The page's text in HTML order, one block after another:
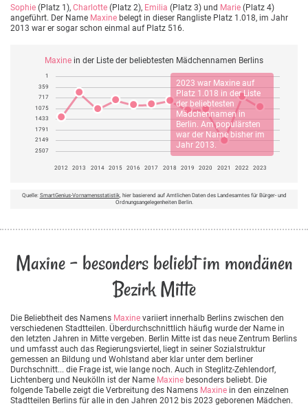
Sophie (Platz 1), Charlotte (Platz 2), Emilia (Platz 3) und Marie (Platz 4)
angeführt. Der Name Maxine belegt in dieser Rangliste Platz 1.018, im Jahr
2013 war er sogar schon einmal auf Platz 516.
Maxine in der Liste der beliebtesten Mädchennamen Berlins
2023 war Maxineauf
Platz 1.018 in der Liste
der beliebtesten
Mädchennamen in
Berlin. Am populärsten
war der Name bisher im
Jahr 2013.
1
359
717
1075
1433
1791
2149
2507
2012 2013 2014 2015 2016 2017 2018 2019 2020 2021 2022 2023
Quelle: SmartGenius-Vornamensstatistik, hier basierend auf Amtlichen Daten des Landesamtes für Bürger- und
Ordnungsangelegenheiten Berlin.
Maxine - besonders beliebt im mondänen
Bezirk Mitte
Die Beliebtheit des Namens Maxine variiert innerhalb Berlins zwischen den
verschiedenen Stadtteilen. Überdurchschnittlich häufig wurde der Name in
den letzten Jahren in Mitte vergeben. Berlin Mitte ist das neue Zentrum Berlins
und umfasst auch das Regierungsviertel, liegt in seiner Sozialstruktur
gemessen an Bildung und Wohlstand aber klar unter dem berliner
Durchschnitt... die Frage ist, wie lange noch. Auch in Steglitz-Zehlendorf,
Lichtenberg und Neukölln ist der Name Maxine besonders beliebt. Die
folgende Tabelle zeigt die Verbreitung des Namens Maxine in den einzelnen
Stadtteilen Berlins für alle in den Jahren 2012 bis 2023 geborenen Mädchen.